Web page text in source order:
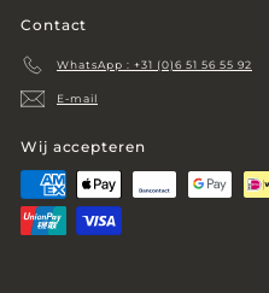
Contact
WhatsApp : +31 (0)6 51 56 55 92
E-mail
Wij accepteren